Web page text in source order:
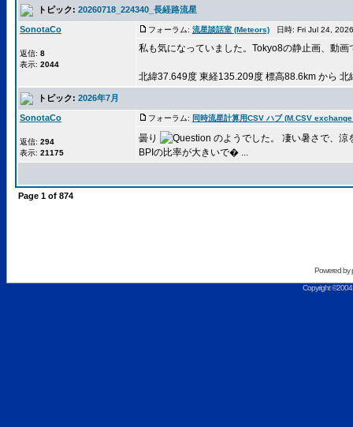
トピック: 20260718_224340_長経路流星
SonotaCo
返信: 8
表示: 2044
フォーラム: 流星談話室 (Meteors) 日時: Fri Jul 24,
私も気になっていました。Tokyo8の静止画、動画
北緯37.649度 東経135.209度 標高88.6km から
トピック: 2026年7月
SonotaCo
返信: 294
表示: 21175
フォーラム: 同時流星計算用CSV ハブ (M.CSV
曇り
のようでした。 凄い暑さで、
BPIの比率が大きいで� ...
Page 1 of 874
Powered by
Copyright ©2004